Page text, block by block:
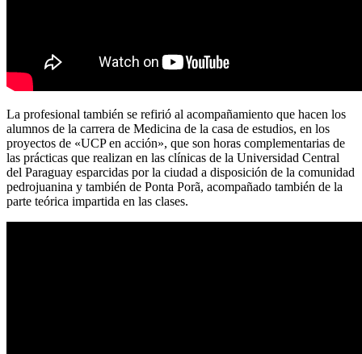
La profesional también se refirió al acompañamiento que hacen los
alumnos de la carrera de Medicina de la casa de estudios, en los
proyectos de «UCP en acción», que son horas complementarias de
las prácticas que realizan en las clínicas de la Universidad Central
del Paraguay esparcidas por la ciudad a disposición de la comunidad
pedrojuanina y también de Ponta Porã, acompañado también de la
parte teórica impartida en las clases.